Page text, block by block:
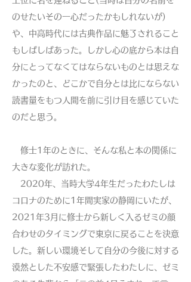
のせたいその一心だったかもしれないが)
や、中高時代には古典作品に魅了されること
もしばしばあった。しかし心の底から本は自
分にとってなくてはならないものとは思えな
かったのと、どこかで自分とは比にならない
読書量をもつ人間を前に引け目を感じていた
のだと思う。
修士1年のときに、そんな私と本の関係に
大きな変化が訪れた。
2020年、当時大学4年生だったわたしは
コロナのために1年間実家の静岡にいたが、
2021年3月に修士から新しく入るゼミの顔
合わせのタイミングで東京に戻ることを決意
した。新しい環境そして自分の今後に対する
漠然とした不安感で緊張したわたしに、ゼミ